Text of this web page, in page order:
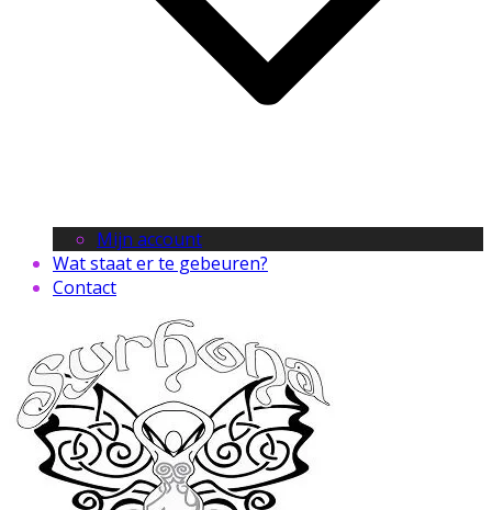
Mijn account
Wat staat er te gebeuren?
Contact